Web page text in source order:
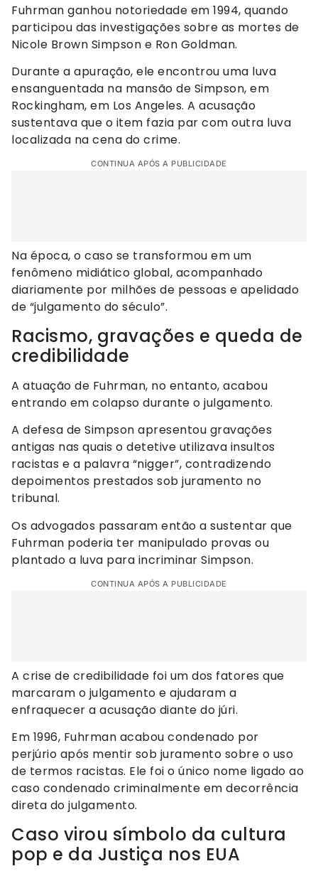
Fuhrman ganhou notoriedade em 1994, quando
participou das investigações sobre as mortes de
Nicole Brown Simpson e Ron Goldman.
Durante a apuração, ele encontrou uma luva
ensanguentada na mansão de Simpson, em
Rockingham, em Los Angeles. A acusação
sustentava que o item fazia par com outra luva
localizada na cena do crime.
CONTINUA APÓS A PUBLICIDADE
Na época, o caso se transformou em um
fenômeno midiático global, acompanhado
diariamente por milhões de pessoas e apelidado
de “julgamento do século”.
Racismo, gravações e queda de
credibilidade
A atuação de Fuhrman, no entanto, acabou
entrando em colapso durante o julgamento.
A defesa de Simpson apresentou gravações
antigas nas quais o detetive utilizava insultos
racistas e a palavra “nigger”, contradizendo
depoimentos prestados sob juramento no
tribunal.
Os advogados passaram então a sustentar que
Fuhrman poderia ter manipulado provas ou
plantado a luva para incriminar Simpson.
CONTINUA APÓS A PUBLICIDADE
A crise de credibilidade foi um dos fatores que
marcaram o julgamento e ajudaram a
enfraquecer a acusação diante do júri.
Em 1996, Fuhrman acabou condenado por
perjúrio após mentir sob juramento sobre o uso
de termos racistas. Ele foi o único nome ligado ao
caso condenado criminalmente em decorrência
direta do julgamento.
Caso virou símbolo da cultura
pop e da Justiça nos EUA